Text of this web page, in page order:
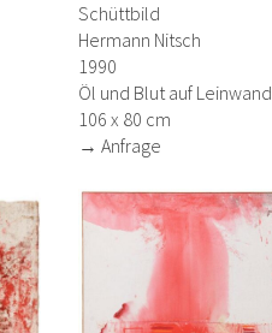
Schüttbild
Hermann Nitsch
1990
Öl und Blut auf Leinwand
106 x 80 cm
→ Anfrage